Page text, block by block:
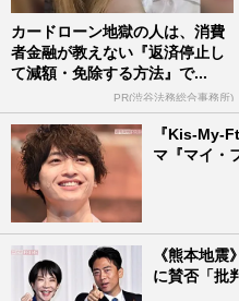
カードローン地獄の人は、消費
者金融が教えない『返済停止し
て減額・免除する方法』で...
PR(渋谷法務総合事務所)
『Kis-My-
マ『マイ・
《熊本地
に賛否「批